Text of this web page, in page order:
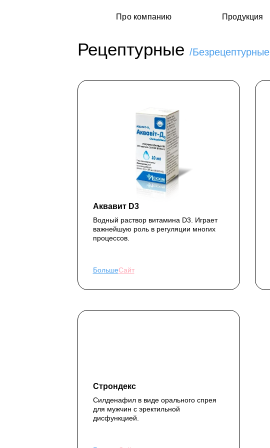
Про компанию Продукция
Рецептурные /Безрецептурные
Аквавит D3
Водный раствор витамина D3. Играет
важнейшую роль в регуляции многих
процессов.
БольшеСайт
Строндекс
Силденафил в виде орального спрея
для мужчин с эректильной
дисфункцией.